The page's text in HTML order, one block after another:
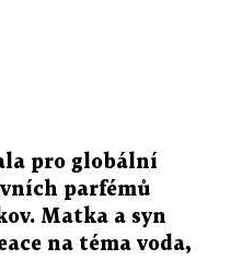
pro globální
parfémů
Matka a syn
na téma voda,